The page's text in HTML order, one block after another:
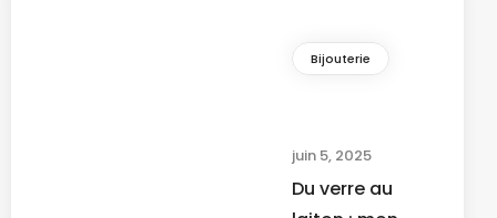
Bijouterie
juin 5, 2025
Du verre au